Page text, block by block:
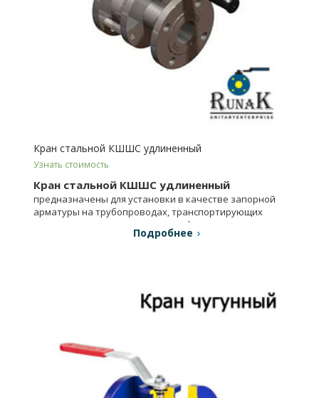
Кран стальной КШШС удлиненный
Узнать стоимость
Кран стальной КШШС удлиненный
предназначены для установки в качестве запорной
арматуры на трубопроводах, транспортирующих
холодную и горячую воду, газ, нефтепродукты и др.
Подробнее